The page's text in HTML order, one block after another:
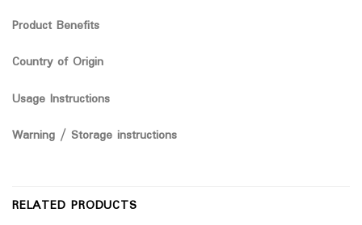
Product Benefits
Country of Origin
Usage Instructions
Warning / Storage instructions
RELATED PRODUCTS